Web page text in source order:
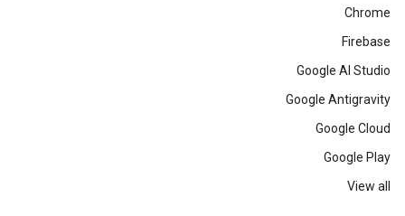
Chrome
Firebase
Google AI Studio
Google Antigravity
Google Cloud
Google Play
View all